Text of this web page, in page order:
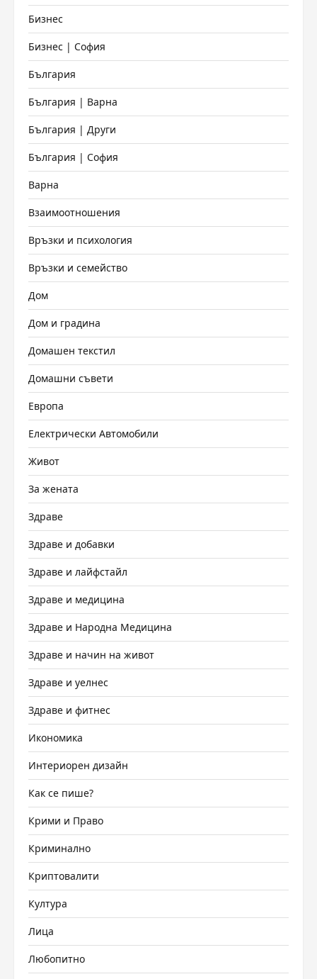
Бизнес
Бизнес | София
България
България | Варна
България | Други
България | София
Варна
Взаимоотношения
Връзки и психология
Връзки и семейство
Дом
Дом и градина
Домашен текстил
Домашни съвети
Европа
Електрически Автомобили
Живот
За жената
Здраве
Здраве и добавки
Здраве и лайфстайл
Здраве и медицина
Здраве и Народна Медицина
Здраве и начин на живот
Здраве и уелнес
Здраве и фитнес
Икономика
Интериорен дизайн
Как се пише?
Крими и Право
Криминално
Криптовалити
Култура
Лица
Любопитно